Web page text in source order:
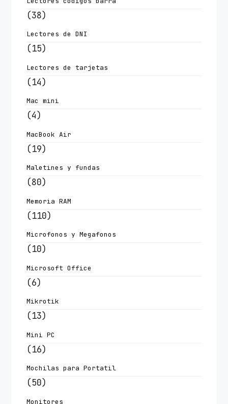
(38)
Lectores de DNI
(15)
Lectores de tarjetas
(14)
Mac mini
(4)
MacBook Air
(19)
Maletines y fundas
(80)
Memoria RAM
(110)
Microfonos y Megafonos
(10)
Microsoft Office
(6)
Mikrotik
(13)
Mini PC
(16)
Mochilas para Portatil
(50)
Monitores